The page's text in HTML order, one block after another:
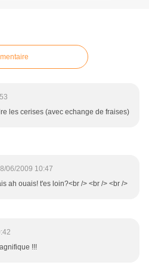
les cerises (avec echange de fraises)
06/2009 10:47
ah ouais! t'es loin?<br /> <br /> <br />
!!!